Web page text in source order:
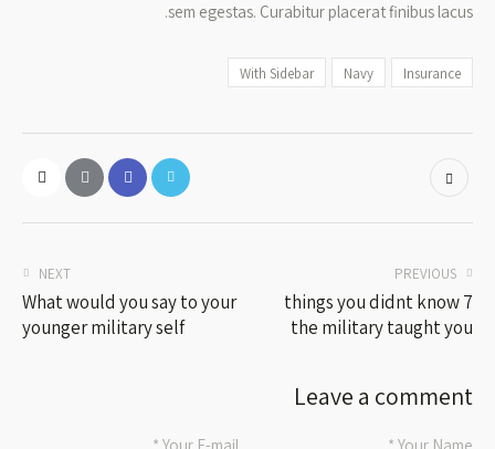
sem egestas. Curabitur placerat finibus lacus.
Insurance
Navy
With Sidebar
PREVIOUS
7 things you didnt know
the military taught you
NEXT
What would you say to your
younger military self
Leave a comment